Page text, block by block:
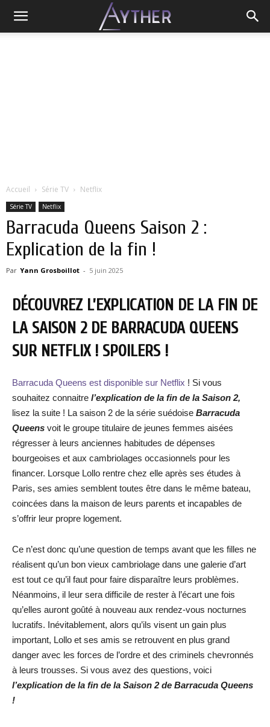
Accueil Série TV Netflix
Série TV Netflix
Barracuda Queens Saison 2 :
Explication de la fin !
Par Yann Grosboillot - 5 juin 2025
DÉCOUVREZ L’EXPLICATION DE LA FIN DE
LA SAISON 2 DE BARRACUDA QUEENS
SUR NETFLIX ! SPOILERS !
Barracuda Queens est disponible sur Netflix ! Si vous
souhaitez connaitre l’explication de la fin de la Saison 2,
lisez la suite ! La saison 2 de la série suédoise Barracuda
Queens voit le groupe titulaire de jeunes femmes aisées
régresser à leurs anciennes habitudes de dépenses
bourgeoises et aux cambriolages occasionnels pour les
financer. Lorsque Lollo rentre chez elle après ses études à
Paris, ses amies semblent toutes être dans le même bateau,
coincées dans la maison de leurs parents et incapables de
s’offrir leur propre logement.
Ce n’est donc qu’une question de temps avant que les filles ne
réalisent qu’un bon vieux cambriolage dans une galerie d’art
est tout ce qu’il faut pour faire disparaître leurs problèmes.
Néanmoins, il leur sera difficile de rester à l’écart une fois
qu’elles auront goûté à nouveau aux rendez-vous nocturnes
lucratifs. Inévitablement, alors qu’ils visent un gain plus
important, Lollo et ses amis se retrouvent en plus grand
danger avec les forces de l’ordre et des criminels chevronnés
à leurs trousses. Si vous avez des questions, voici
l’explication de la fin de la Saison 2 de Barracuda Queens
!